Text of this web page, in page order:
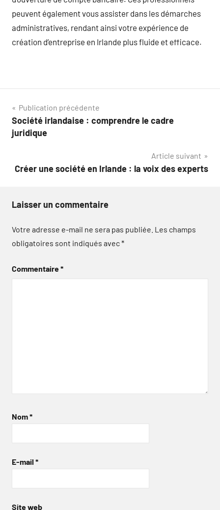
peuvent également vous assister dans les démarches
administratives, rendant ainsi votre expérience de
création d’entreprise en Irlande plus fluide et efficace.
Navigation
de
Publication précédente
Société irlandaise : comprendre le cadre
juridique
Article suivant
Créer une société en Irlande : la voix des experts
Laisser un commentaire
Votre adresse e-mail ne sera pas publiée. Les champs
obligatoires sont indiqués avec*
Commentaire*
Nom*
E-mail *
Site web